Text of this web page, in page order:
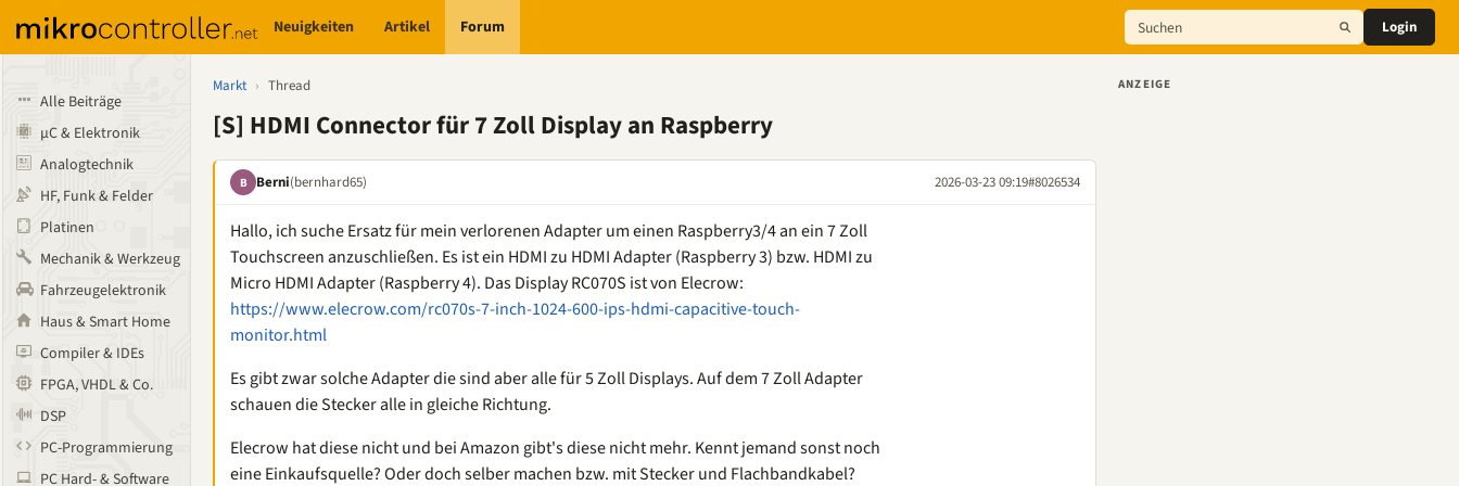
Neuigkeiten Artikel Forum Login
Alle Beiträge
µC & Elektronik
Analogtechnik
HF, Funk & Felder
Platinen
Mechanik & Werkzeug
Fahrzeugelektronik
Haus & Smart Home
Compiler & IDEs
FPGA, VHDL & Co.
DSP
PC-Programmierung
PC Hard- & Software
Markt › Thread
[S] HDMI Connector für 7 Zoll Display an Raspberry
B Berni(bernhard65) 2026-03-23 09:19#8026534
Hallo, ich suche Ersatz für mein verlorenen Adapter um einen Raspberry3/4 an ein 7 Zoll
Touchscreen anzuschließen. Es ist ein HDMI zu HDMI Adapter (Raspberry 3) bzw. HDMI zu
Micro HDMI Adapter (Raspberry 4). Das Display RC070S ist von Elecrow:
https://www.elecrow.com/rc070s-7-inch-1024-600-ips-hdmi-capacitive-touch-
monitor.html
Es gibt zwar solche Adapter die sind aber alle für 5 Zoll Displays. Auf dem 7 Zoll Adapter
schauen die Stecker alle in gleiche Richtung.
Elecrow hat diese nicht und bei Amazon gibt's diese nicht mehr. Kennt jemand sonst noch
eine Einkaufsquelle? Oder doch selber machen bzw. mit Stecker und Flachbandkabel?
ANZEIGE